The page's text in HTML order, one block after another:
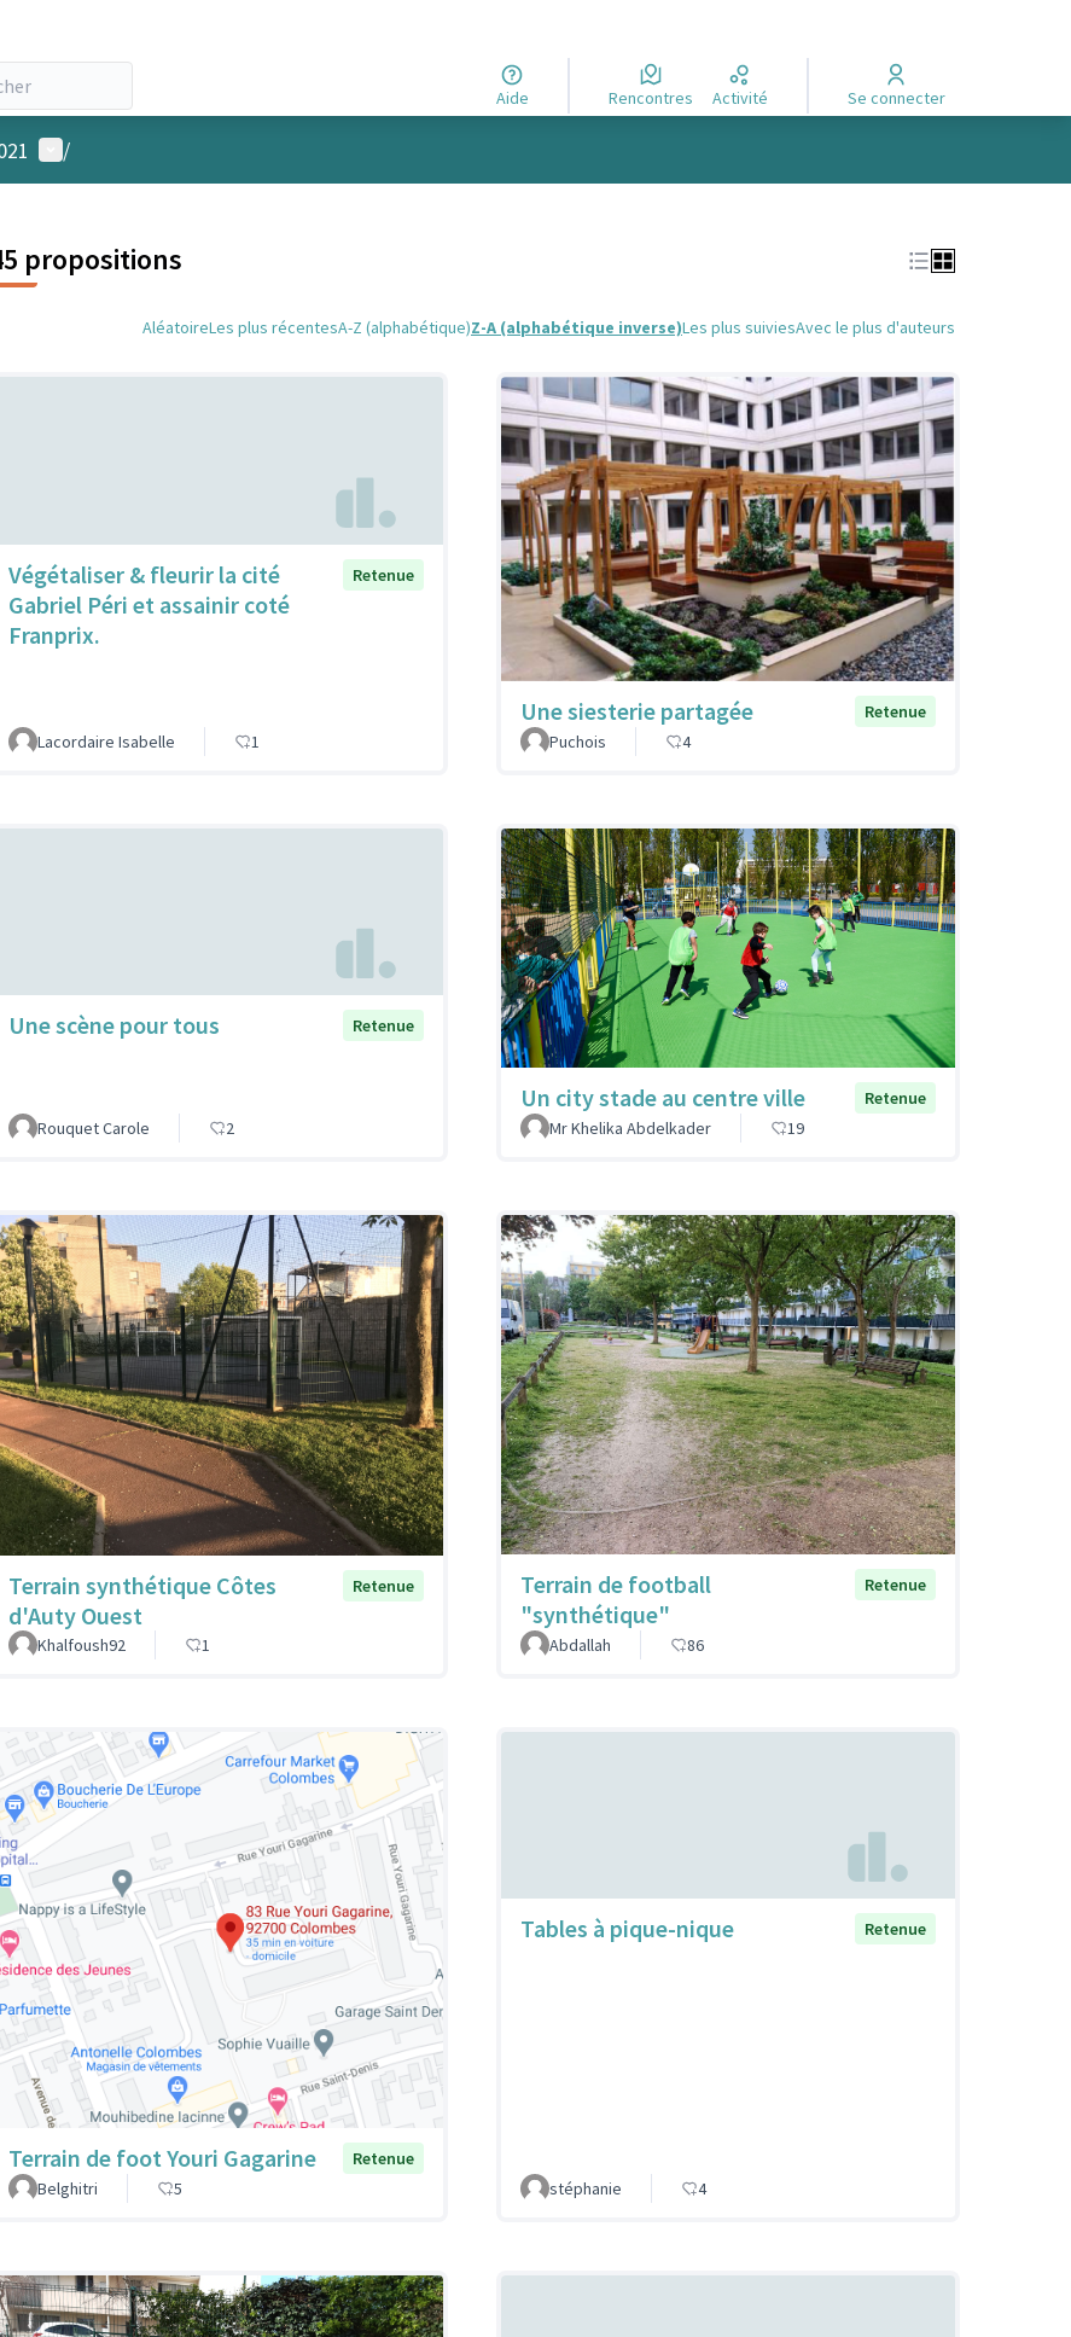
Aide Rencontres Activité Se connecter
Menu utilisateur
/
propositions
AléatoireLes plus récentesA-Z (alphabétique)Z-A (alphabétique inverse)Les plus suiviesAvec le plus d'auteurs
Végétaliser & fleurir la cité
Gabriel Péri et assainir coté
Franprix.
Retenue
Lacordaire Isabelle 1
Une siesterie partagée
Retenue
Puchois
4
Une scène pour tous Retenue
Rouquet Carole 2
Un city stade au centre ville
Retenue
Mr Khelika Abdelkader
19
Terrain synthétique Côtes
d'Auty Ouest
Retenue
Khalfoush92 1
Terrain de football
"synthétique"
Retenue
Abdallah 86
Terrain de foot Youri Gagarine
Retenue
Belghitri
5
Tables à pique-nique Retenue
stéphanie 4